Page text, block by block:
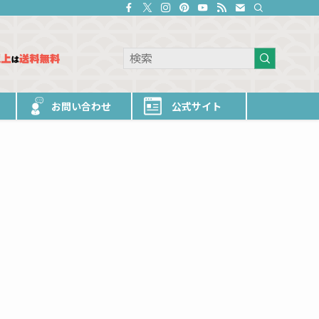
お問い合わせ 公式サイト